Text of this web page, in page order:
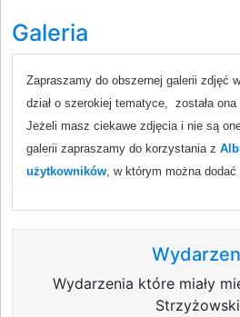
Galeria
Zapraszamy do obszernej galerii zdjęć
dział o szerokiej tematyce, została
Jeżeli masz ciekawe zdjęcia i nie są
galerii zapraszamy do korzystania z
użytkowników, w którym można dodać
Wydarzenia które miały